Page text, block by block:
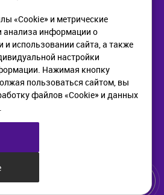
ПОМОЩЬ
Как купить
Доставка
Возврат
web@setium.ru
Малый пр. П.С., д 84-86
«Cookie» и метрические
анализа информации о
и использовании сайта, а также
настройки
Нажимая кнопку
пользоваться сайтом, вы
файлов «Cookie» и данных